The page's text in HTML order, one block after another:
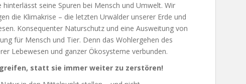
seine Spuren bei Mensch und Umwelt. Wir
die Klimakrise – die letzten Urwälder unserer Erde und
Konsequenter Naturschutz und eine Ausweitung von
für Mensch und Tier. Denn das Wohlergehen des
Lebewesen und ganzer Ökosysteme verbunden.
statt sie immer weiter zu zerstören!